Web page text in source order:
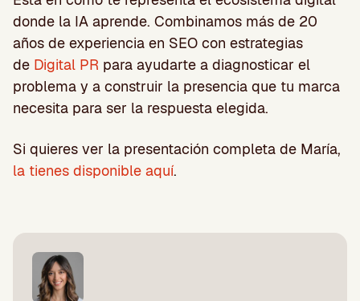
donde la IA aprende. Combinamos más de 20
años de experiencia en SEO con estrategias
de Digital PR para ayudarte a diagnosticar el
problema y a construir la presencia que tu marca
necesita para ser la respuesta elegida.
Si quieres ver la presentación completa de María,
la tienes disponible aquí.